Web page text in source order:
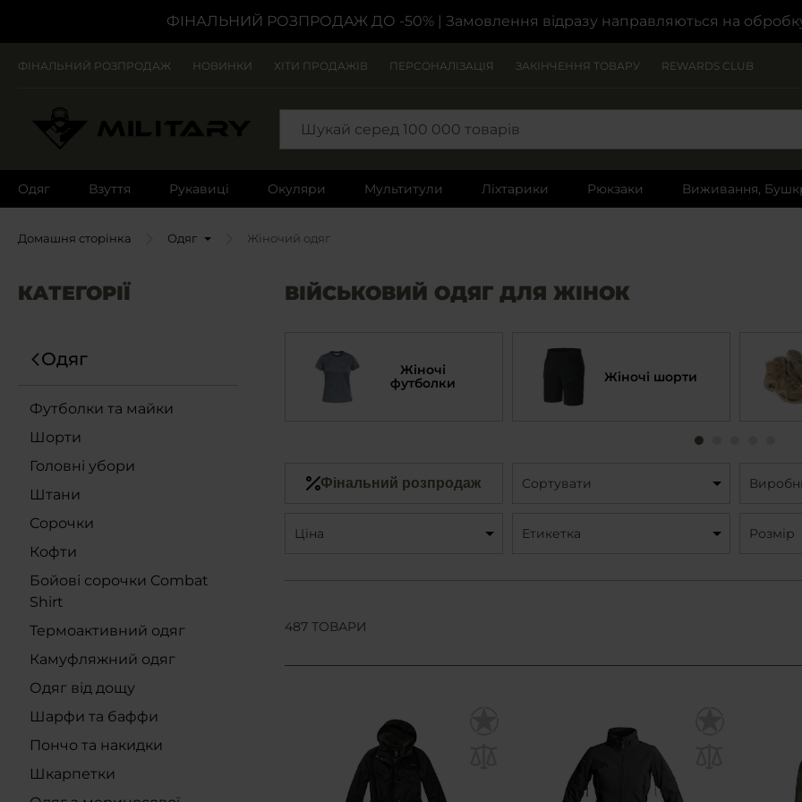
ФІНАЛЬНИЙ РОЗПРОДАЖ ДО -50% | Замовлення відразу направляються на
ФІНАЛЬНИЙ РОЗПРОДАЖ НОВИНКИ ХІТИ ПРОДАЖІВ ПЕРСОНАЛІЗАЦІЯ ЗАКІНЧЕННЯ ТОВАРУ REWARDS CLUB
SEARCH
Одяг Взуття Рукавиці Окуляри Мультитули Ліхтарики Рюкзаки Виживання,
Домашня сторінка Одяг Жіночий одяг
ВІЙСЬКОВИЙ ОДЯГ ДЛЯ ЖІНОК
КАТЕГОРІЇ
Одяг
Футболки та майки
Шорти
Головні убори
Штани
Сорочки
Кофти
Бойові сорочки Combat
Shirt
Термоактивний одяг
Камуфляжний одяг
Одяг від дощу
Шарфи та баффи
Пончо та накидки
Шкарпетки
Жіночі
футболки
Жіночі шорти
Фінальний розпродаж Сортувати
Ціна Етикетка Розмір
487 ТОВАРИ